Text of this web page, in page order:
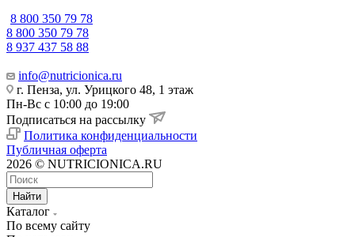
8 800 350 79 78
8 800 350 79 78
8 937 437 58 88
info@nutricionica.ru
г. Пенза, ул. Урицкого 48, 1 этаж
Пн-Вс с 10:00 до 19:00
Подписаться на рассылку
Политика конфиденциальности
Публичная оферта
2026 © NUTRICIONICA.RU
Найти
Каталог
По всему сайту